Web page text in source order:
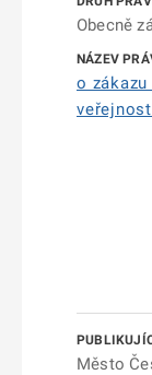
Obecně
o
Město